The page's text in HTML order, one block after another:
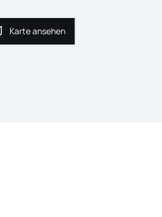
Karte ansehen
Karte ansehen